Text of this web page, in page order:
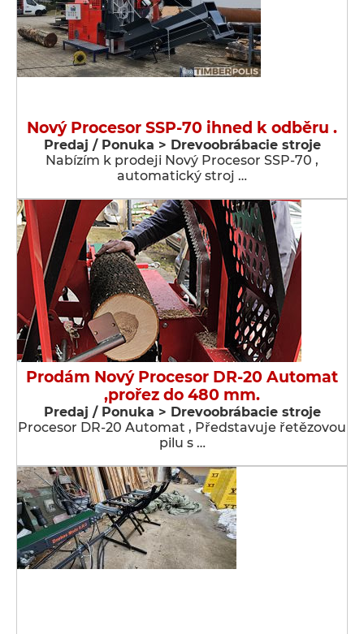
Nový Procesor SSP-70 ihned k odběru .
Predaj / Ponuka > Drevoobrábacie stroje
Nabízím k prodeji Nový Procesor SSP-70 ,
automatický stroj …
Prodám Nový Procesor DR-20 Automat
,prořez do 480 mm.
Predaj / Ponuka > Drevoobrábacie stroje
Procesor DR-20 Automat , Představuje řetězovou
pilu s …